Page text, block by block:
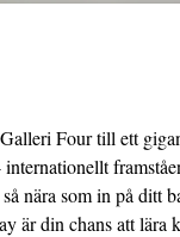
Four till ett
nära som in på ditt
är din chans att lära